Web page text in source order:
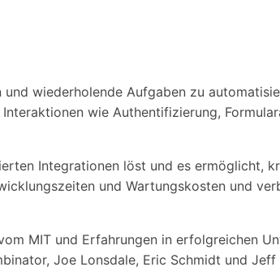
wiederholende Aufgaben zu
wie Authentifizierung,
Integrationen löst und es ermöglicht,
und Wartungskosten und
MIT und Erfahrungen in erfolgreichen
Joe Lonsdale, Eric Schmidt und Jeff